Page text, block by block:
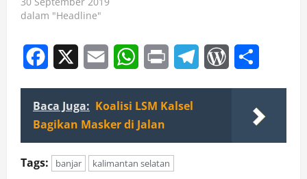
dalam "Headline"
Facebook Email WhatsApp
Print TelegramWordPress
Baca Juga: Koalisi LSM Kalsel
Bagikan Masker di Jalan
Tags: banjar kalimantan selatan